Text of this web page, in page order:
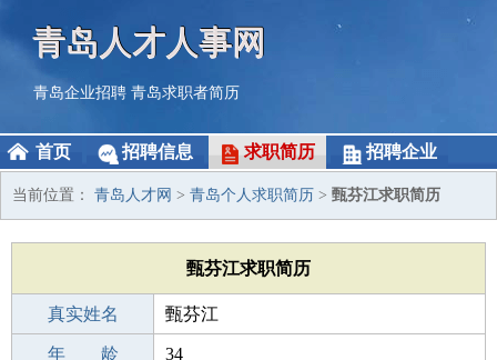
青岛人才人事网
青岛企业招聘 青岛求职者简历
首页 招聘信息 求职简历 招聘企业
当前位置： 青岛人才网 > 青岛个人求职简历 > 甄芬江求职简历
甄芬江求职简历
真实姓名 甄芬江
性 别 女
年 龄 34